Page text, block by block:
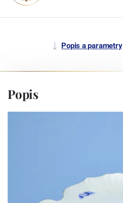
Popis a parametry
Popis